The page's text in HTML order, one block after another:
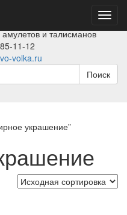
и талисманов
11-12
volka.ru
Поиск
украшение”